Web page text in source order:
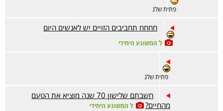
פתית שלג
חחחח תחביבים הזויים יש לאנשים היום
ל המשוגע היחידי
פתית שלג
חשבתם שלישון 70 שנה מוציא את הטעם
מהחיים?
ל המשוגע היחידי